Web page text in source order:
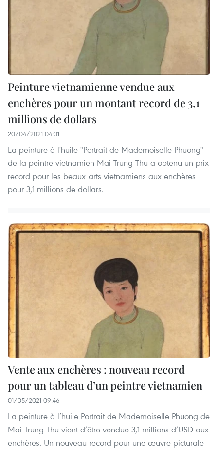
Peinture vietnamienne vendue aux
enchères pour un montant record de 3,1
millions de dollars
20/04/2021 04:01
La peinture à l'huile "Portrait de Mademoiselle Phuong"
de la peintre vietnamien Mai Trung Thu a obtenu un prix
record pour les beaux-arts vietnamiens aux enchères
pour 3,1 millions de dollars.
Vente aux enchères : nouveau record
pour un tableau d’un peintre vietnamien
01/05/2021 09:46
La peinture à l’huile Portrait de Mademoiselle Phuong de
Mai Trung Thu vient d’être vendue 3,1 millions d’USD aux
enchères. Un nouveau record pour une œuvre picturale